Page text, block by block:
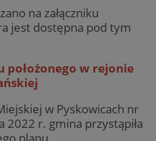
na załączniku
jest dostępna pod tym
położonego w rejonie
w Pyskowicach nr
r. gmina przystąpiła